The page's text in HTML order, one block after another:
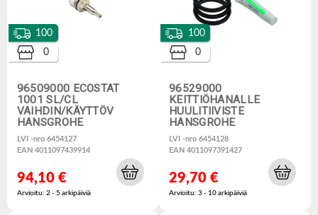
96509000 ECOSTAT
1001 SL/CL
VAIHDIN/KÄYTTÖV
HANSGROHE
LVI -nro 6454127
EAN 4011097439914
100
0
94,10 €
Arvioitu: 2 - 5 arkipäiviä
96529000
KEITTIÖHANALLE
HUULITIIVISTE
HANSGROHE
LVI -nro 6454128
EAN 4011097391427
100
0
29,70 €
Arvioitu: 3 - 10 arkipäiviä